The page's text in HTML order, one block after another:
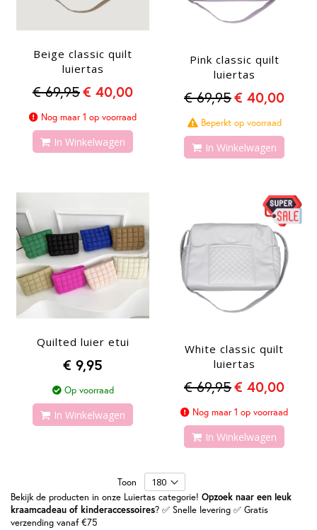
Beige classic quilt
luiertas
€ 69,95€ 40,00
Nog maar 1 op voorraad
In Winkelwagen
Pink classic quilt
luiertas
€ 69,95€ 40,00
Beperkt op voorraad
In Winkelwagen
Quilted luier etui
€ 9,95
Op voorraad
In Winkelwagen
-43%
White classic quilt
luiertas
€ 69,95€ 40,00
Nog maar 1 op voorraad
In Winkelwagen
Toon
Bekijk de producten in onze Luiertas categorie! Opzoek naar een leuk
kraamcadeau of kinderaccessoires? ✅ Snelle levering ✅ Gratis
verzending vanaf €75